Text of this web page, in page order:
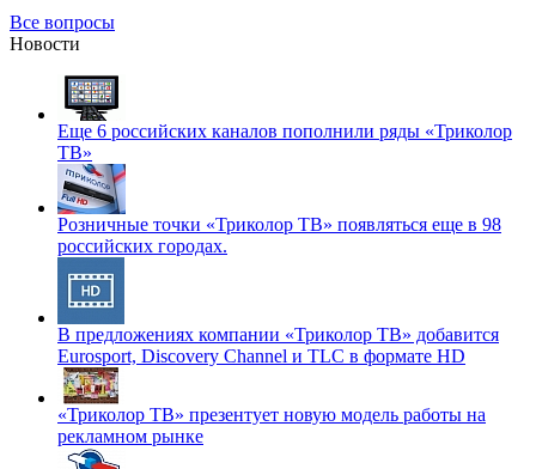
Все вопросы
Новости
Еще 6 российских каналов пополнили ряды «Триколор
ТВ»
Розничные точки «Триколор ТВ» появляться еще в 98
российских городах.
В предложениях компании «Триколор ТВ» добавится
Eurosport, Discovery Channel и TLC в формате HD
«Триколор ТВ» презентует новую модель работы на
рекламном рынке